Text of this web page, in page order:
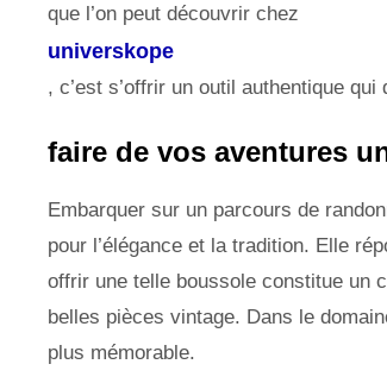
que l’on peut découvrir chez
universkope
, c’est s’offrir un outil authentique
faire de vos aventures
Embarquer sur un parcours de
pour l’élégance et la tradition. Elle
offrir une telle boussole constitue un
belles pièces vintage. Dans le
plus mémorable.